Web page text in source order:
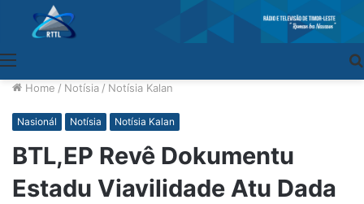
Home / Notísia / Notísia Kalan
Nasionál Notísia Notísia Kalan
BTL,EP Revê Dokumentu
Estadu Viavilidade Atu Dada